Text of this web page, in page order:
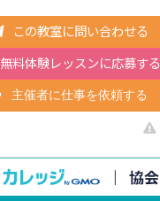
この教室に問い合わせる
無料体験レッスンに応募する
主催者に仕事を依頼する